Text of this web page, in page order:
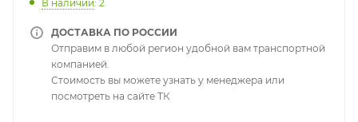
В наличии: 2
ДОСТАВКА ПО РОССИИ
Отправим в любой регион удобной вам транспортной
компанией.
Стоимость вы можете узнать у менеджера или
посмотреть на сайте ТК